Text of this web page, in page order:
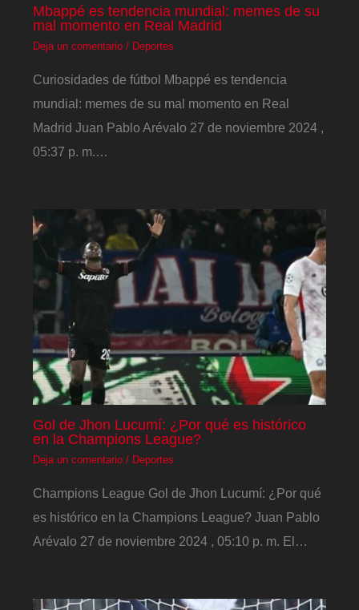
Mbappé es tendencia mundial: memes de su
mal momento en Real Madrid
Deja un comentario / Deportes
Curiosidades de fútbol Mbappé es tendencia
mundial: memes de su mal momento en Real
Madrid Juan Pablo Arévalo 27 de noviembre 2024 ,
05:37 p. m.…
Gol de Jhon Lucumí: ¿Por qué es histórico
en la Champions League?
Deja un comentario / Deportes
Champions League Gol de Jhon Lucumí: ¿Por qué
es histórico en la Champions League? Juan Pablo
Arévalo 27 de noviembre 2024 , 05:10 p. m. El…